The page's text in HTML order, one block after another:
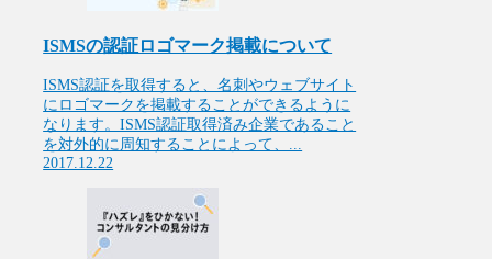
ISMSの認証ロゴマーク掲載について
ISMS認証を取得すると、名刺やウェブサイト
にロゴマークを掲載することができるように
なります。ISMS認証取得済み企業であること
を対外的に周知することによって、...
2017.12.22